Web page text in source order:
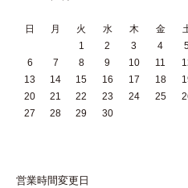
日 月 火 水 木 金
1
2 3 4
6
7 8 9 10 11
13
14 15 16 17 18
20
21 22 23 24 25
27
28 29 30
営業時間変更日